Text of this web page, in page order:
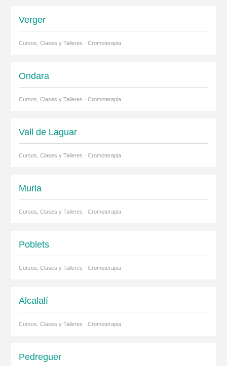
Verger
Cursos, Clases y Talleres · Cromoterapia
Ondara
Cursos, Clases y Talleres · Cromoterapia
Vall de Laguar
Cursos, Clases y Talleres · Cromoterapia
Murla
Cursos, Clases y Talleres · Cromoterapia
Poblets
Cursos, Clases y Talleres · Cromoterapia
Alcalalí
Cursos, Clases y Talleres · Cromoterapia
Pedreguer